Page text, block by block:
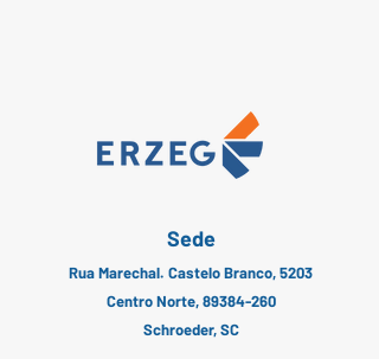
Sede
Rua Marechal. Castelo Branco, 5203
Centro Norte, 89384-260
Schroeder, SC